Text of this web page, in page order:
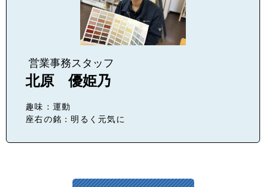
営業事務スタッフ
北原 優姫乃
趣味：運動
座右の銘：明るく元気に